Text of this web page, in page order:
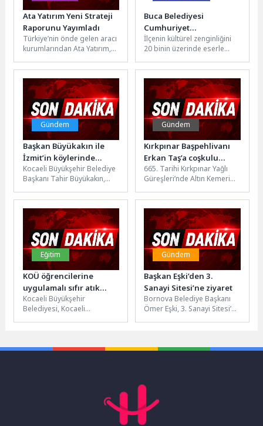
Ata Yatırım Yeni Strateji
Raporunu Yayımladı
Türkiye’nin önde gelen aracı
kurumlarından Ata Yatırım,
stratejik araştırma
raporlarıyla para ve...
Buca Belediyesi
Cumhuriyet
Kütüphanesi resmî
açılışını yapacak
İlçenin kültürel zenginliğini
20 binin üzerinde eserle
Cumhuriyet Kütüphanesi, 8
Nisan Çarşamba...
Gündem
Başkan Büyükakın ile
İzmit’in köylerinde
sımsıcak görüntüler
Kocaeli Büyükşehir Belediye
Başkanı Tahir Büyükakın,
gelenlerini ve hastaları
ziyaret etti....
Gündem
Kırkpınar Başpehlivanı
Erkan Taş’a coşkulu
karşılama
665. Tarihi Kırkpınar Yağlı
Güreşleri’nde Altın Kemeri
kazandıran Antalya
Büyükşehir Belediyesi Spor
Kulübü...
Eğitim
KOÜ öğrencilerine
uygulamalı sıfır atık
eğitimi
Kocaeli Büyükşehir
Belediyesi, Kocaeli
biyobozunur atıklar ve
Gündem
Başkan Eşki’den 3.
Sanayi Sitesi’ne ziyaret
Bornova Belediye Başkanı
Ömer Eşki, 3. Sanayi Sitesi’ni